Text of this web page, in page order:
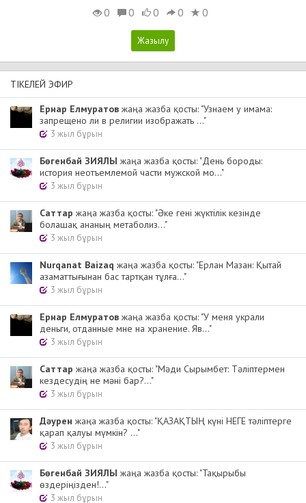
0
0 0 0 0
ТІКЕЛЕЙ ЭФИР
Ернар Елмуратов жаңа жазба қосты: "Узнаем у имама:
запрещено ли в религии изображать ..."
3 жыл бұрын
Бөгенбай ЗИЯЛЫ жаңа жазба қосты: "День бороды:
история неотъемлемой части мужской мо..."
3 жыл бұрын
Cаттар жаңа жазба қосты: "Әке гені жүктілік кезінде
болашақ ананың метаболиз..."
3 жыл бұрын
Nurqanat Baizaq жаңа жазба қосты: "Ерлан Мазан: Қытай
азаматтығынан бас тартқан тұлға..."
3 жыл бұрын
Ернар Елмуратов жаңа жазба қосты: "У меня украли
деньги, отданные мне на хранение. Яв..."
3 жыл бұрын
Cаттар жаңа жазба қосты: "Мәди Сырымбет: Тәліптермен
кездесудің не мәні бар?..."
3 жыл бұрын
Дәурен жаңа жазба қосты: "ҚАЗАҚТЫҢ күні НЕГЕ тәліптерге
қарап қалуы мүмкін? ..."
3 жыл бұрын
Бөгенбай ЗИЯЛЫ жаңа жазба қосты: "Тақырыбы
өздеріңізден!..."
3 жыл бұрын